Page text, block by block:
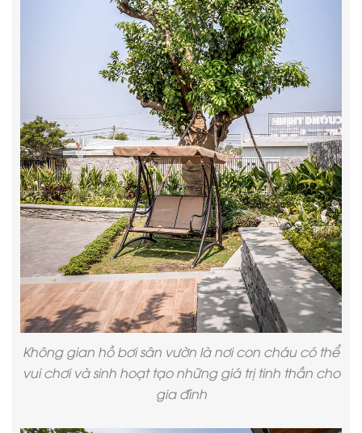
Không gian hồ bơi sân vườn là nơi con cháu có thể
vui chơi và sinh hoạt tạo những giá trị tinh thần cho
gia đình